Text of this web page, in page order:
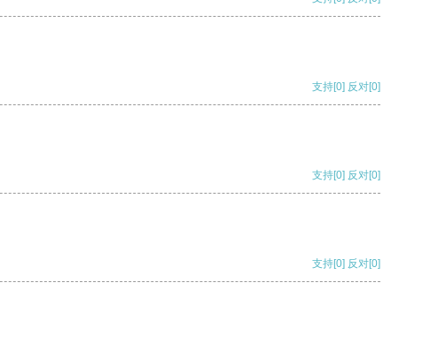
支持[0] 反对[0]
支持[0] 反对[0]
支持[0] 反对[0]